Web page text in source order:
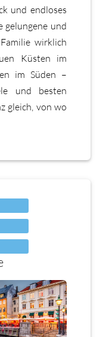
und endloses
gelungene und
wirklich
Küsten im
im Süden –
und besten
gleich, von wo